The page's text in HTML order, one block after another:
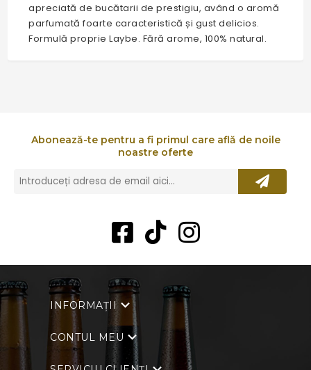
apreciată de bucătarii de prestigiu, având o aromă
parfumată foarte caracteristică și gust delicios.
Formulă proprie Laybe. Fără arome, 100% natural.
Abonează-te pentru a fi primul care află de noile
noastre oferte
INFORMAȚII
CONTUL MEU